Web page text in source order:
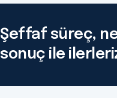
Şeffaf süreç,
sonuç ile